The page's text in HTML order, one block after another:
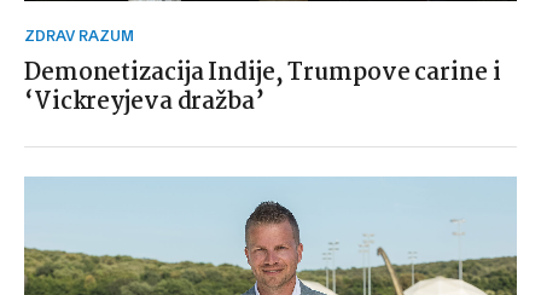
ZDRAV RAZUM
Demonetizacija Indije, Trumpove carine i
‘Vickreyjeva dražba’